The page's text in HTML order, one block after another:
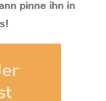
pinne ihn in